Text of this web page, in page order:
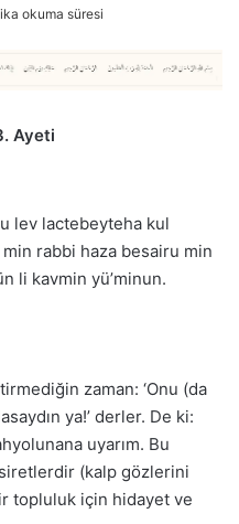
okuma süresi
Ayeti
lev lactebeyteha kul
rabbi haza besairu min
li kavmin yü’minun.
zaman: ‘Onu (da
ya!’ derler. De ki:
uyarım. Bu
(kalp gözlerini
topluluk için hidayet ve